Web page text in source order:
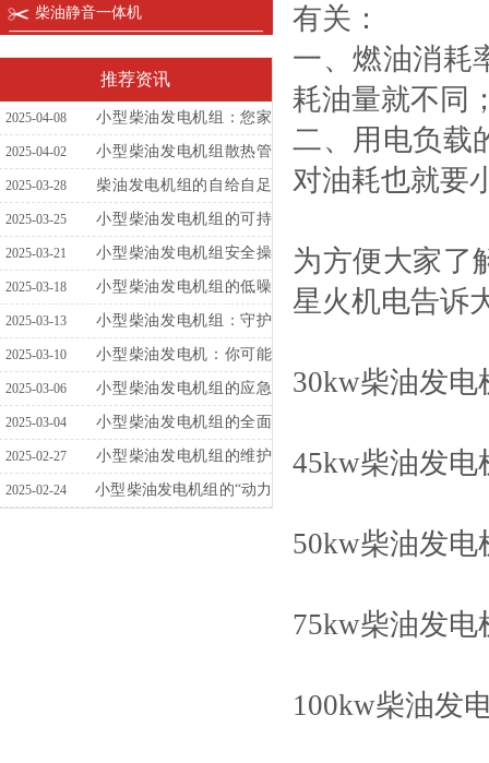
柴油静音一体机
推荐资讯
2025-04-08
小型柴油发电机组：您家
庭与企业的电力卫士
2025-04-02
小型柴油发电机组散热管
理的常见误区
2025-03-28
柴油发电机组的自给自足
方案
2025-03-25
小型柴油发电机组的可持
续发展前景与挑战
2025-03-21
小型柴油发电机组安全操
作全攻略
2025-03-18
小型柴油发电机组的低噪
音与高稳定性之道
2025-03-13
小型柴油发电机组：守护
电力供应
2025-03-10
小型柴油发电机：你可能
正在犯的那些“致命”错误！
2025-03-06
小型柴油发电机组的应急
使用指南
2025-03-04
小型柴油发电机组的全面
检查指南：优化能源管理
2025-02-27
小型柴油发电机组的维护
与保护策略
2025-02-24
小型柴油发电机组的“动力
有关：
一、燃油消耗
耗油量就不同
二、用电负载
对油耗也就要
为方便大家了
星火机电告诉
30kw柴油发电
45kw柴油发电
50kw柴油发电
75kw柴油发电
100kw柴油发